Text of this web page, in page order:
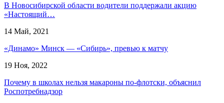
В Новосибирской области водители поддержали акцию
«Настоящий…
14 Май, 2021
«Динамо» Минск — «Сибирь», превью к матчу
19 Ноя, 2022
Почему в школах нельзя макароны по-флотски, объяснил
Роспотребнадзор